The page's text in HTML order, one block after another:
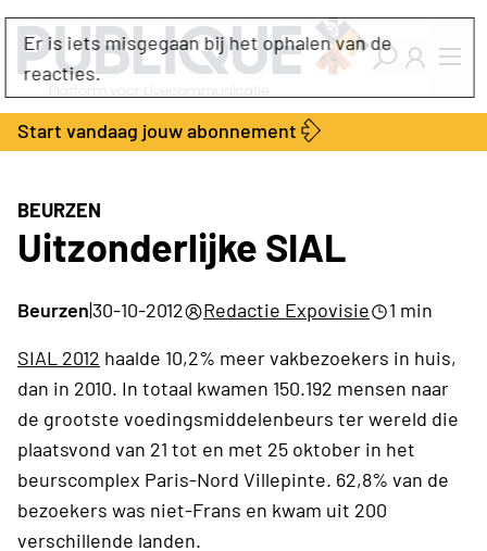
Industry Dashboard
Vacatures
Kalender
Producten
Bedrijvengids
Locatie Finder
Contact
Over ons
Adverteren
Start vandaag jouw abonnement
BEURZEN
Uitzonderlijke SIAL
Beurzen|30-10-2012 Redactie Expovisie
1 min
SIAL 2012 haalde 10,2% meer vakbezoekers in huis,
dan in 2010. In totaal kwamen 150.192 mensen naar
de grootste voedingsmiddelenbeurs ter wereld die
plaatsvond van 21 tot en met 25 oktober in het
beurscomplex Paris-Nord Villepinte. 62,8% van de
bezoekers was niet-Frans en kwam uit 200
verschillende landen.
Er is iets misgegaan bij het ophalen van de
reacties.